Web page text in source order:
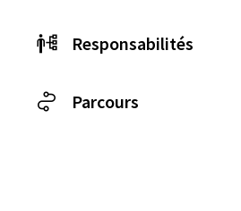
Responsabilités
Parcours